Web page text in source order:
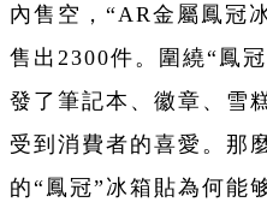
內售空，“AR金屬鳳冠
售出2300件。圍繞“鳳
發了筆記本、徽章、雪
受到消費者的喜愛。那
的“鳳冠”冰箱貼為何能